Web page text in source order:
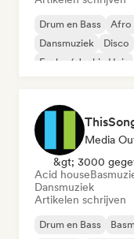
Drum en Bass Afro
Dansmuziek
Disco
Funky / Jackin Huis
Media
&gt; 3000
Acid house
Dansmuziek
Artikelen schrijven
Drum en Bass